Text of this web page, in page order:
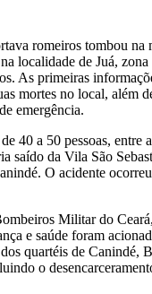
romeiros tombou na
localidade de Juá,
As primeiras
mortes no local, além
emergência.
40 a 50 pessoas, entre
saído da Vila São
O acidente
Militar do
e saúde foram
quartéis de Canindé,
o